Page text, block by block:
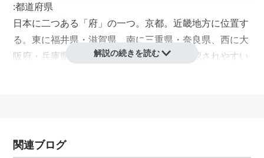
:都道府県
日本に二つある「府」の一つ。京都。近畿地方に位置す
る。東に福井県・滋賀県、南に三重県・奈良県、西に大
阪府 ・ 兵庫県
と府境を接する。内陸県と誤認されやすい
4,612.71平方km
解説の続きを読む
関連ブログ